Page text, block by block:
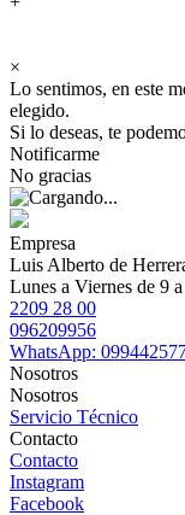
×
Lo sentimos, en este
elegido.
Si lo deseas, te
Notificarme
No gracias
Empresa
Luis Alberto de
Lunes a Viernes de 9
2209 28 00
096209956
WhatsApp:
Nosotros
Nosotros
Servicio Técnico
Contacto
Contacto
Instagram
Facebook